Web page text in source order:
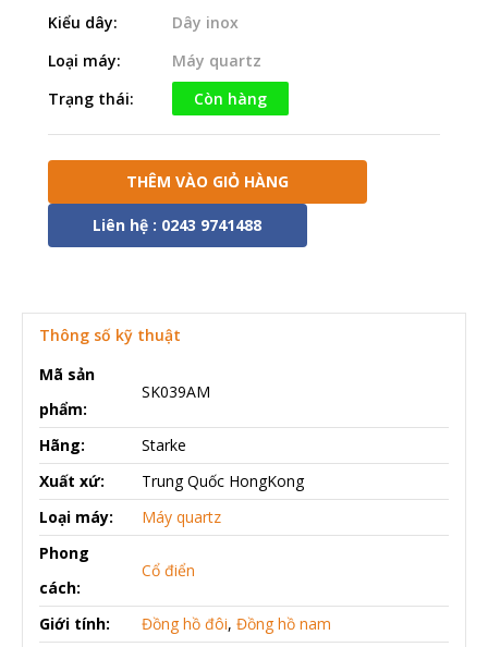
Kiểu dây:
Dây inox
Loại máy:
Máy quartz
Trạng thái:
Còn hàng
THÊM VÀO GIỎ HÀNG
Liên hệ : 0243 9741488
Thông số kỹ thuật
Mã sản
phẩm:
SK039AM
Hãng:
Starke
Xuất xứ:
Trung Quốc HongKong
Loại máy:
Máy quartz
Phong
cách:
Cổ điển
Giới tính: Đồng hồ đôi, Đồng hồ nam